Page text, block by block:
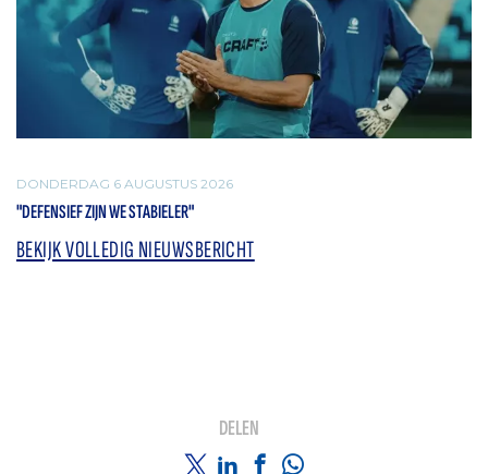
DONDERDAG 6 AUGUSTUS 2026
"DEFENSIEF ZIJN WE STABIELER"
BEKIJK VOLLEDIG NIEUWSBERICHT
DELEN